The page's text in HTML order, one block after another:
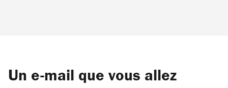
Un e-mail que vous allez